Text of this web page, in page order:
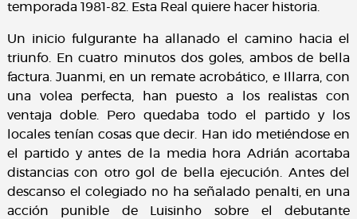
temporada 1981-82. Esta Real quiere hacer historia.
Un inicio fulgurante ha allanado el camino hacia el
triunfo. En cuatro minutos dos goles, ambos de bella
factura. Juanmi, en un remate acrobático, e Illarra, con
una volea perfecta, han puesto a los realistas con
ventaja doble. Pero quedaba todo el partido y los
locales tenían cosas que decir. Han ido metiéndose en
el partido y antes de la media hora Adrián acortaba
distancias con otro gol de bella ejecución. Antes del
descanso el colegiado no ha señalado penalti, en una
acción punible de Luisinho sobre el debutante